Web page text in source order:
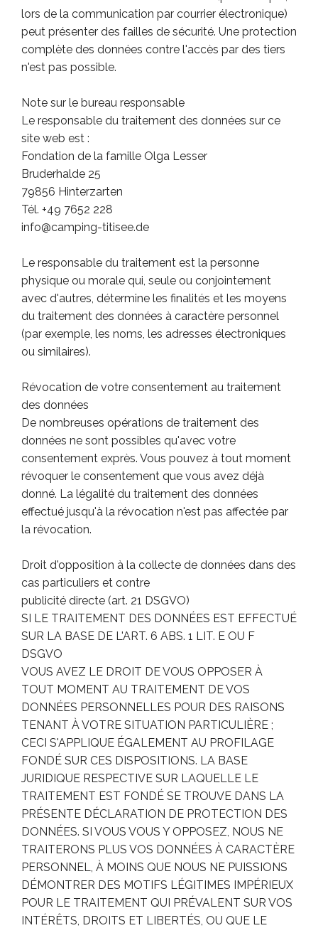
lors de la communication par courrier électronique)
peut présenter des failles de sécurité. Une protection
complète des données contre l'accès par des tiers
n'est pas possible.
Note sur le bureau responsable
Le responsable du traitement des données sur ce
site web est :
Fondation de la famille Olga Lesser
Bruderhalde 25
79856 Hinterzarten
Tél. +49 7652 228
info@camping-titisee.de
Le responsable du traitement est la personne
physique ou morale qui, seule ou conjointement
avec d'autres, détermine les finalités et les moyens
du traitement des données à caractère personnel
(par exemple, les noms, les adresses électroniques
ou similaires).
Révocation de votre consentement au traitement
des données
De nombreuses opérations de traitement des
données ne sont possibles qu'avec votre
consentement exprès. Vous pouvez à tout moment
révoquer le consentement que vous avez déjà
donné. La légalité du traitement des données
effectué jusqu'à la révocation n'est pas affectée par
la révocation.
Droit d'opposition à la collecte de données dans des
cas particuliers et contre
publicité directe (art. 21 DSGVO)
SI LE TRAITEMENT DES DONNÉES EST EFFECTUÉ
SUR LA BASE DE L'ART. 6 ABS. 1 LIT. E OU F
DSGVO
VOUS AVEZ LE DROIT DE VOUS OPPOSER À
TOUT MOMENT AU TRAITEMENT DE VOS
DONNÉES PERSONNELLES POUR DES RAISONS
TENANT À VOTRE SITUATION PARTICULIÈRE ;
CECI S'APPLIQUE ÉGALEMENT AU PROFILAGE
FONDÉ SUR CES DISPOSITIONS. LA BASE
JURIDIQUE RESPECTIVE SUR LAQUELLE LE
TRAITEMENT EST FONDÉ SE TROUVE DANS LA
PRÉSENTE DÉCLARATION DE PROTECTION DES
DONNÉES. SI VOUS VOUS Y OPPOSEZ, NOUS NE
TRAITERONS PLUS VOS DONNÉES À CARACTÈRE
PERSONNEL, À MOINS QUE NOUS NE PUISSIONS
DÉMONTRER DES MOTIFS LÉGITIMES IMPÉRIEUX
POUR LE TRAITEMENT QUI PRÉVALENT SUR VOS
INTÉRÊTS, DROITS ET LIBERTÉS, OU QUE LE